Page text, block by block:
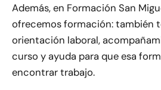
Además, en Formación San
ofrecemos formación: también
orientación laboral,
curso y ayuda para que esa
encontrar trabajo.